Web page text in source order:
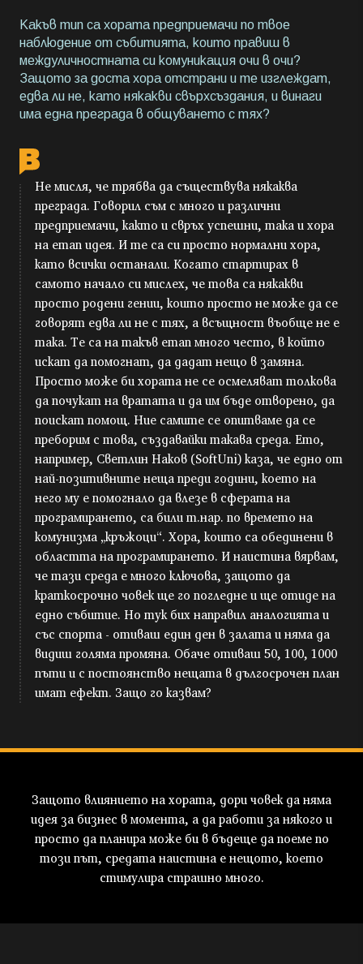
Какъв тип са хората предприемачи по твое
наблюдение от събитията, които правиш в
междуличностната си комуникация очи в очи?
Защото за доста хора отстрани и те изглеждат,
едва ли не, като някакви свърхсъздания, и винаги
има една преграда в общуването с тях?
Не мисля, че трябва да съществува някаква
преграда. Говорил съм с много и различни
предприемачи, както и свръх успешни, така и хора
на етап идея. И те са си просто нормални хора,
като всички останали. Когато стартирах в
самото начало си мислех, че това са някакви
просто родени гении, които просто не може да се
говорят едва ли не с тях, а всъщност въобще не е
така. Те са на такъв етап много често, в който
искат да помогнат, да дадат нещо в замяна.
Просто може би хората не се осмеляват толкова
да почукат на вратата и да им бъде отворено, да
поискат помощ. Ние самите се опитваме да се
преборим с това, създавайки такава среда. Ето,
например, Светлин Наков (SoftUni) каза, че едно от
най-позитивните неща преди години, което на
него му е помогнало да влезе в сферата на
програмирането, са били т.нар. по времето на
комунизма „кръжоци“. Хора, които са обединени в
областта на програмирането. И наистина вярвам,
че тази среда е много ключова, защото да
краткосрочно човек ще го погледне и ще отиде на
едно събитие. Но тук бих направил аналогията и
със спорта - отиваш един ден в залата и няма да
видиш голяма промяна. Обаче отиваш 50, 100, 1000
пъти и с постоянство нещата в дългосрочен план
имат ефект. Защо го казвам?
Защото влиянието на хората, дори човек да няма
идея за бизнес в момента, а да работи за някого и
просто да планира може би в бъдеще да поеме по
този път, средата наистина е нещото, което
стимулира страшно много.